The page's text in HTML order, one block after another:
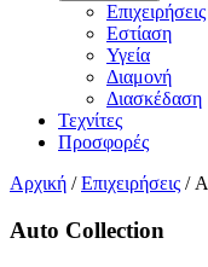
Επιχειρήσεις
Εστίαση
Υγεία
Διαμονή
Διασκέδαση
Τεχνίτες
Προσφορές
Αρχική / Επιχειρήσεις /
Auto Collection